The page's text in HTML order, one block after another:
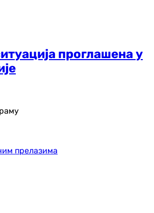
проглашена у
прелазима